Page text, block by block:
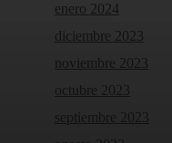
enero 2024
diciembre 2023
noviembre 2023
octubre 2023
septiembre 2023